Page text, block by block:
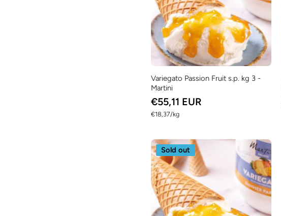
Variegato Passion Fruit s.p. kg 3 -
Martini
€55,11 EUR
€18,37/
per kg
Sold out